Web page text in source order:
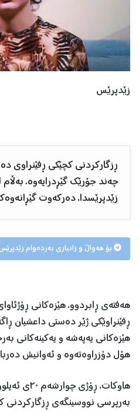
زێدپرێس
ڕزگارکردنی کچێکی ڕفێنراوی
چەند جۆرێك گێڕدرایەوە،
زێدپرێسدا، دەرکەوت
بۆ هەواڵ و زانیاری بەردەوام
هەفتەی ڕابردوو، هێزەکانی
ڕفێنراوێکی ژێر دەستی داعشیان
هێزەکانی یەپەشە و یەکینەکانی
هۆل دۆزراوەتەوە و ئەوانیش
بەرپرسی نووسینگەی ڕزگارکردنی